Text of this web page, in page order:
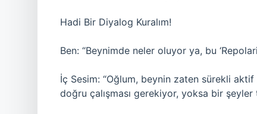
Hadi Bir Diyalog Kuralım!
Ben: “Beynimde neler oluyor ya, bu
İç Sesim: “Oğlum, beynin zaten sürekli
doğru çalışması gerekiyor, yoksa bir şeyler